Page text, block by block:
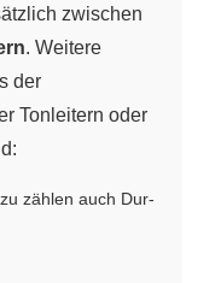
zwischen
. Weitere
der
Tonleitern oder
zählen auch Dur-